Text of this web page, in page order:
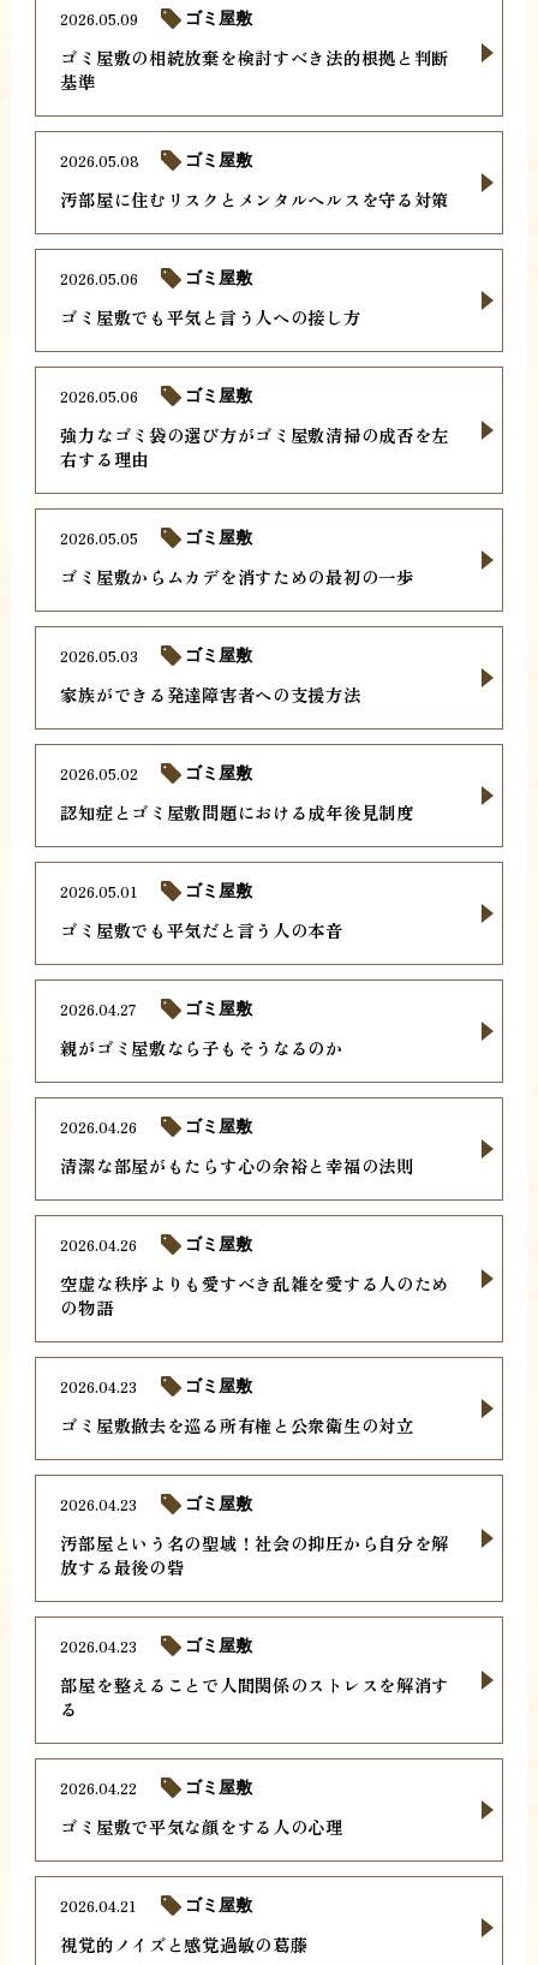
ゴミ屋敷の相続放棄を検討すべき法的根拠と判断
基準
2026.05.09 ゴミ屋敷
汚部屋に住むリスクとメンタルヘルスを守る対策
2026.05.08 ゴミ屋敷
ゴミ屋敷でも平気と言う人への接し方
2026.05.06 ゴミ屋敷
強力なゴミ袋の選び方がゴミ屋敷清掃の成否を左
右する理由
2026.05.06 ゴミ屋敷
ゴミ屋敷からムカデを消すための最初の一歩
2026.05.05 ゴミ屋敷
家族ができる発達障害者への支援方法
2026.05.03 ゴミ屋敷
認知症とゴミ屋敷問題における成年後見制度
2026.05.02 ゴミ屋敷
ゴミ屋敷でも平気だと言う人の本音
2026.05.01 ゴミ屋敷
親がゴミ屋敷なら子もそうなるのか
2026.04.27 ゴミ屋敷
清潔な部屋がもたらす心の余裕と幸福の法則
2026.04.26 ゴミ屋敷
空虚な秩序よりも愛すべき乱雑を愛する人のため
の物語
2026.04.26 ゴミ屋敷
ゴミ屋敷撤去を巡る所有権と公衆衛生の対立
2026.04.23 ゴミ屋敷
汚部屋という名の聖域！社会の抑圧から自分を解
放する最後の砦
2026.04.23 ゴミ屋敷
部屋を整えることで人間関係のストレスを解消す
る
2026.04.23 ゴミ屋敷
ゴミ屋敷で平気な顔をする人の心理
2026.04.22 ゴミ屋敷
視覚的ノイズと感覚過敏の葛藤
2026.04.21 ゴミ屋敷